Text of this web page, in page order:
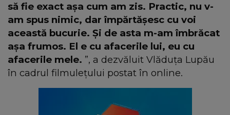
să fie exact așa cum am zis. Practic, nu v-
am spus nimic, dar împărtășesc cu voi
această bucurie. Și de asta m-am îmbrăcat
așa frumos. El e cu afacerile lui, eu cu
afacerile mele. ”, a dezvăluit Vlăduța Lupău
în cadrul filmulețului postat în online.